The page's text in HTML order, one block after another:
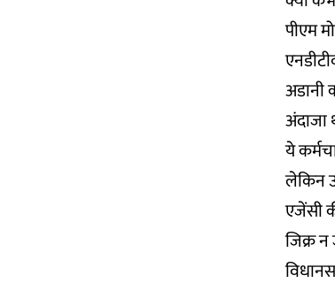
पीएम
अडानी
अंदाजा
ये
लेकिन
एजेंसी
जिक्र न